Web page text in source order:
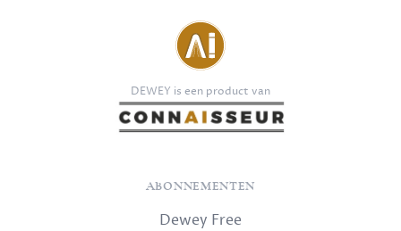
DEWEY is een product van
ABONNEMENTEN
Dewey Free